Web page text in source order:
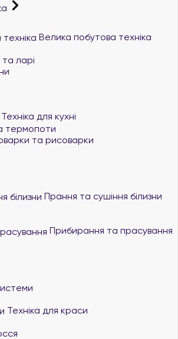
Велика побутова техніка
ларі
Техніка для кухні
термопоти
та рисоварки
Прання та сушіння білизни
Прибирання та прасування
Техніка для краси